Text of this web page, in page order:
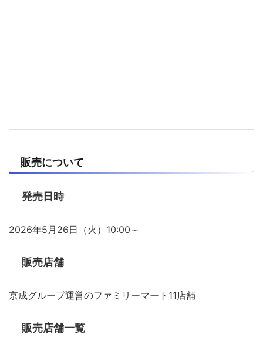
販売について
発売日時
2026年5月26日（火）10:00～
販売店舗
京成グループ運営のファミリーマート11店舗
販売店舗一覧